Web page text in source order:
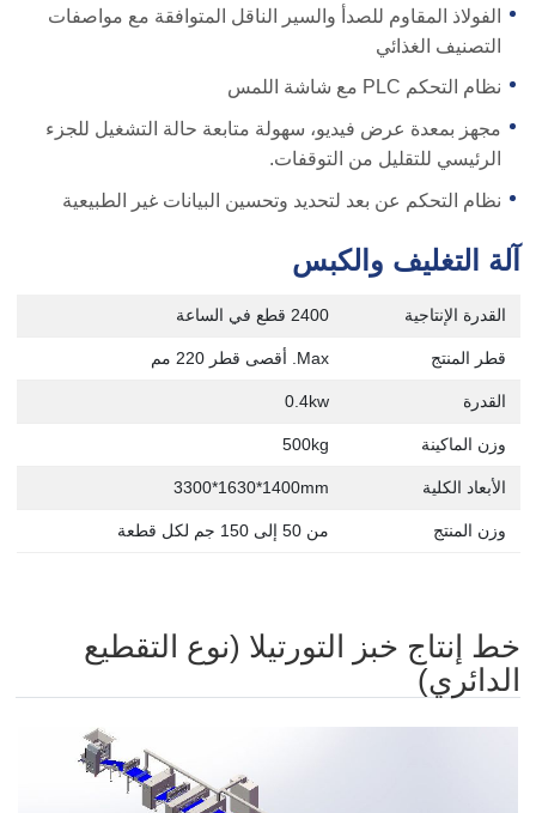
الفولاذ المقاوم للصدأ والسير الناقل المتوافقة مع مواصفات
التصنيف الغذائي
نظام التحكم PLC مع شاشة اللمس
مجهز بمعدة عرض فيديو، سهولة متابعة حالة التشغيل للجزء
الرئيسي للتقليل من التوقفات.
نظام التحكم عن بعد لتحديد وتحسين البيانات غير الطبيعية
آلة التغليف والكبس
القدرة الإنتاجية 2400 قطع في الساعة
قطر المنتج Max. أقصى قطر 220 مم
القدرة 0.4kw
وزن الماكينة 500kg
الأبعاد الكلية 3300*1630*1400mm
وزن المنتج من 50 إلى 150 جم لكل قطعة
خط إنتاج خبز التورتيلا (نوع التقطيع
الدائري)